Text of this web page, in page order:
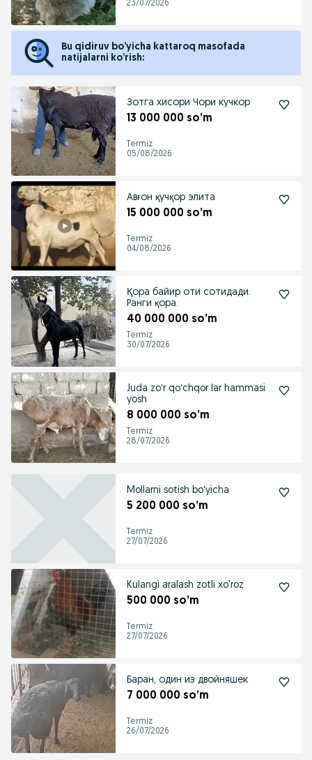
23/07/2026
Bu qidiruv bo’yicha kattaroq masofada
natijalarni ko’rish:
Зотга хисори Чори кучкор
13 000 000 so’m
Termiz
05/08/2026
Авғон қучқор элита
15 000 000 so’m
Termiz
04/08/2026
Қора байир оти сотидади.
Ранги қора.
40 000 000 so’m
Termiz
30/07/2026
Juda zoʻr qoʻchqor lar hammasi
yosh
8 000 000 so’m
Termiz
28/07/2026
Mollarni sotish boʻyicha
5 200 000 so’m
Termiz
27/07/2026
Kulangi aralash zotli xo'roz
500 000 so’m
Termiz
27/07/2026
Баран, один из двойняшек
7 000 000 so’m
Termiz
26/07/2026